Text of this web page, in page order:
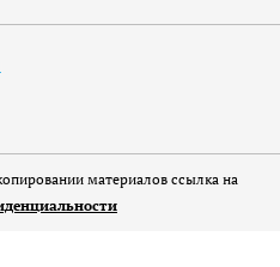
материалов ссылка на